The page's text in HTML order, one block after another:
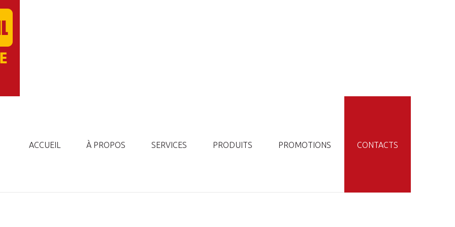
ACCUEIL À PROPOS SERVICES PRODUITS PROMOTIONS CONTACTS